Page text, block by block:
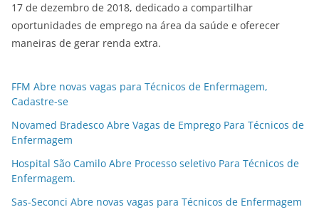
17 de dezembro de 2018, dedicado a compartilhar
oportunidades de emprego na área da saúde e oferecer
maneiras de gerar renda extra.
FFM Abre novas vagas para Técnicos de Enfermagem,
Cadastre-se
Novamed Bradesco Abre Vagas de Emprego Para Técnicos de
Enfermagem
Hospital São Camilo Abre Processo seletivo Para Técnicos de
Enfermagem.
Sas-Seconci Abre novas vagas para Técnicos de Enfermagem